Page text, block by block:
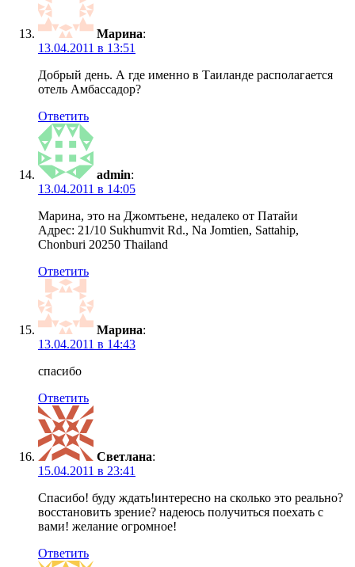
Марина:
13.04.2011 в 13:51
Добрый день. А где именно в Таиланде располагается
отель Амбассадор?
Ответить
admin:
13.04.2011 в 14:05
Марина, это на Джомтьене, недалеко от Патайи
Адрес: 21/10 Sukhumvit Rd., Na Jomtien, Sattahip,
Chonburi 20250 Thailand
Ответить
Марина:
13.04.2011 в 14:43
спасибо
Ответить
Светлана:
15.04.2011 в 23:41
Спасибо! буду ждать!интересно на сколько это реально?
восстановить зрение? надеюсь получиться поехать с
вами! желание огромное!
Ответить